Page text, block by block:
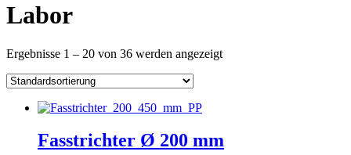
Labor
Ergebnisse 1 – 20 von 36 werden angezeigt
Fasstrichter Ø 200 mm